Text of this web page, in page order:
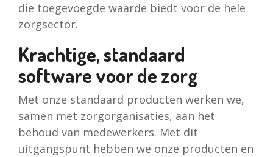
die toegevoegde waarde biedt voor de hele
zorgsector.
Krachtige, standaard
software voor de zorg
Met onze standaard producten werken we,
samen met zorgorganisaties, aan het
behoud van medewerkers. Met dit
uitgangspunt hebben we onze producten en